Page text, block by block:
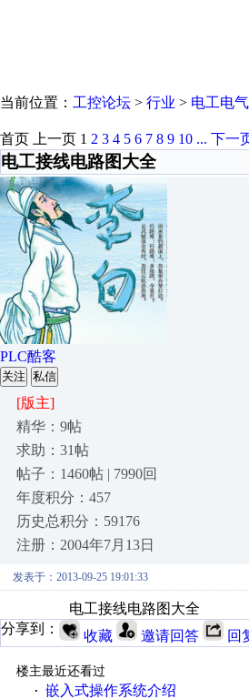
当前位置： 工控论坛 > 行业 > 电工电气
首页 上一页 1 2 3 4 5 6 7 8 9 10 ... 下一
电工接线电路图大全
PLC酷客
关注 私信
[版主]
精华：9帖
求助：31帖
帖子：1460帖 | 7990回
年度积分：457
历史总积分：59176
注册：2004年7月13日
发表于：2013-09-25 19:01:33
电工接线电路图大全
分享到：
收藏 邀请回答 回
楼主最近还看过
· 嵌入式操作系统介绍